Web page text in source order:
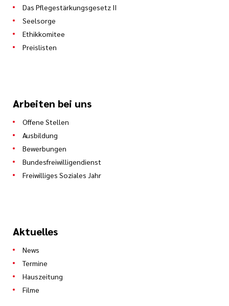
Das Pflegestärkungsgesetz II
Seelsorge
Ethikkomitee
Preislisten
Arbeiten bei uns
Offene Stellen
Ausbildung
Bewerbungen
Bundesfreiwilligendienst
Freiwilliges Soziales Jahr
Aktuelles
News
Termine
Hauszeitung
Filme